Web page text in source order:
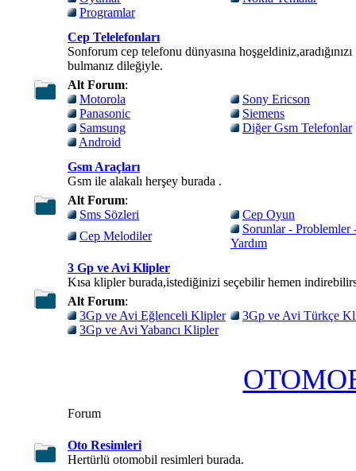
Programlar
Cep Telelefonları
Sonforum cep telefonu dünyasına hoşgeldiniz,aradığınızı
bulmanız dileğiyle.
Alt Forum:
Motorola
Sony Ericson
Panasonic
Siemens
Samsung
Diğer Gsm Telefonlar
Android
Gsm Araçları
Gsm ile alakalı herşey burada .
Alt Forum:
Sms Sözleri
Cep Oyun
Cep Melodiler
Sorunlar - Problemler
Yardım
3 Gp ve Avi Klipler
Kısa klipler burada,istediğinizi seçebilir hemen
Alt Forum:
3Gp ve Avi Eğlenceli Klipler
3Gp ve Avi Türkçe
3Gp ve Avi Yabancı Klipler
Forum
Oto Resimleri
Hertürlü otomobil resimleri burada.